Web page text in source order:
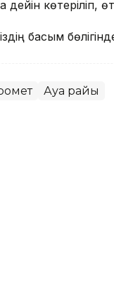
дейін көтеріліп,
басым
Ауа райы